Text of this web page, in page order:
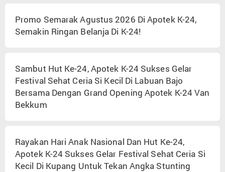
Promo Semarak Agustus 2026 Di Apotek K-24,
Semakin Ringan Belanja Di K-24!
Sambut Hut Ke-24, Apotek K-24 Sukses Gelar
Festival Sehat Ceria Si Kecil Di Labuan Bajo
Bersama Dengan Grand Opening Apotek K-24 Van
Bekkum
Rayakan Hari Anak Nasional Dan Hut Ke-24,
Apotek K-24 Sukses Gelar Festival Sehat Ceria Si
Kecil Di Kupang Untuk Tekan Angka Stunting